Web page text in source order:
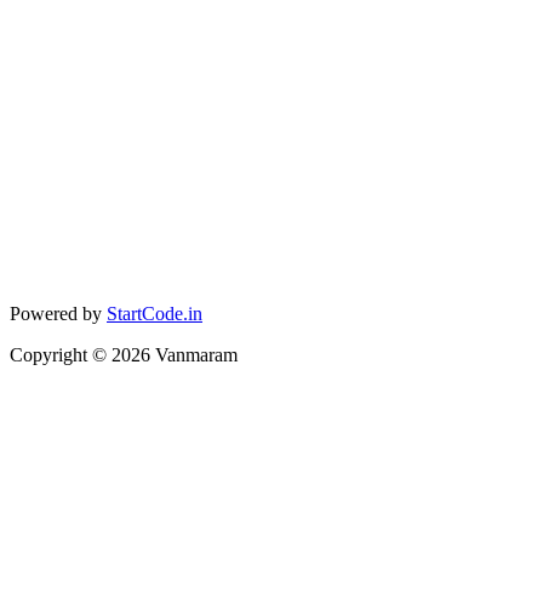
Powered by StartCode.in
Copyright © 2026 Vanmaram